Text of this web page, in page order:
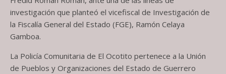
investigación que planteó el vicefiscal de Investigación de
la Fiscalía General del Estado (FGE), Ramón Celaya
Gamboa.
La Policía Comunitaria de El Ocotito pertenece a la Unión
de Pueblos y Organizaciones del Estado de Guerrero